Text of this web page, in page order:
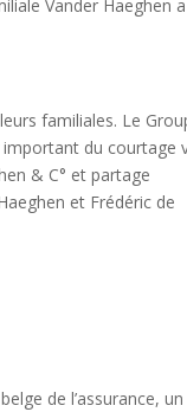
Vander Haeghen a
familiales. Le
important du courtage
& C° et partage
et Frédéric de
de l’assurance, un